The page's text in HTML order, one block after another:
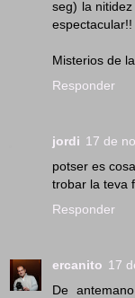
seg) la
espectacular!!
Misterios de
Responder
jordi 17 de
potser es
trobar la teva
Responder
ercanito 17
De